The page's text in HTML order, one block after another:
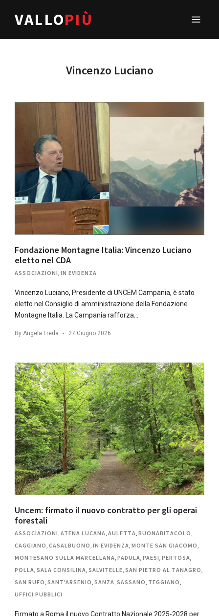
VALLOPIÙ
Vincenzo Luciano
Fondazione Montagne Italia: Vincenzo Luciano
eletto nel CDA
ASSOCIAZIONI IN EVIDENZA
Vincenzo Luciano, Presidente di UNCEM Campania, è stato
eletto nel Consiglio di amministrazione della Fondazione
Montagne Italia. La Campania rafforza…
By Angela Freda 27 Giugno 2026
Uncem: firmato il nuovo contratto per gli operai
forestali
ASSOCIAZIONI, ATENA LUCANA, AULETTA, BUONABITACOLO,
CAGGIANO, CASALBUONO, IN EVIDENZA, MONTE SAN GIACOMO,
MONTESANO SULLA MARCELLANA, PADULA, PAESI, PERTOSA,
POLLA, SALA CONSILINA, SALVITELLE, SAN PIETRO AL TANAGRO,
SAN RUFO, SANT'ARSENIO, SANZA, SASSANO, TEGGIANO,
UFFICI PUBBLICI
Firmato a Roma il nuovo Contratto Nazionale 2025-2028 per